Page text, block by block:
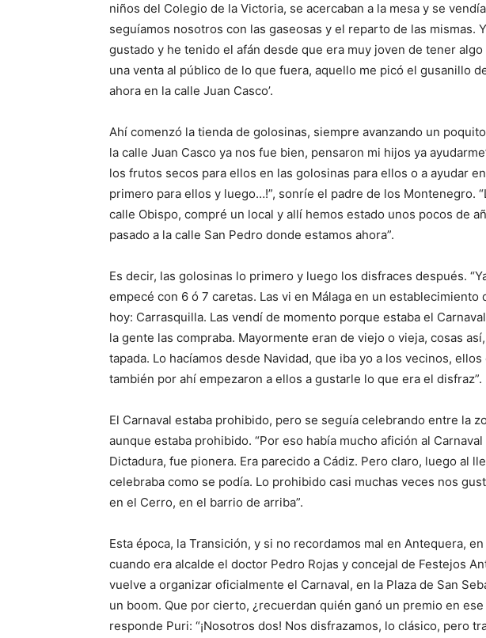
niños del Colegio de la Victoria, se acercaban a la mesa y se
seguíamos nosotros con las gaseosas y el reparto de las mismas.
gustado y he tenido el afán desde que era muy joven de tener
una venta al público de lo que fuera, aquello me picó el gusanillo
ahora en la calle Juan Casco’.
Ahí comenzó la tienda de golosinas, siempre avanzando un
la calle Juan Casco ya nos fue bien, pensaron mi hijos ya
los frutos secos para ellos en las golosinas para ellos o a ayudar en
primero para ellos y luego…!”, sonríe el padre de los Montenegro.
calle Obispo, compré un local y allí hemos estado unos pocos de
pasado a la calle San Pedro donde estamos ahora”.
Es decir, las golosinas lo primero y luego los disfraces después.
empecé con 6 ó 7 caretas. Las vi en Málaga en un establecimiento
hoy: Carrasquilla. Las vendí de momento porque estaba el
la gente las compraba. Mayormente eran de viejo o vieja, cosas
tapada. Lo hacíamos desde Navidad, que iba yo a los vecinos,
también por ahí empezaron a ellos a gustarle lo que era el disfraz”.
El Carnaval estaba prohibido, pero se seguía celebrando entre la
aunque estaba prohibido. “Por eso había mucho afición al
Dictadura, fue pionera. Era parecido a Cádiz. Pero claro, luego al
celebraba como se podía. Lo prohibido casi muchas veces nos
en el Cerro, en el barrio de arriba”.
Esta época, la Transición, y si no recordamos mal en Antequera,
cuando era alcalde el doctor Pedro Rojas y concejal de Festejos
vuelve a organizar oficialmente el Carnaval, en la Plaza de San
un boom. Que por cierto, ¿recuerdan quién ganó un premio en
responde Puri: “¡Nosotros dos! Nos disfrazamos, lo clásico, pero